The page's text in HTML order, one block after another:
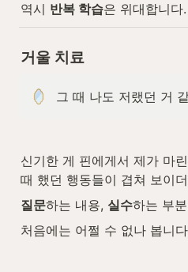
역시 반복 학습은 위대합니다.
거울 치료
그 때 나도 저랬던 거
신기한 게 핀에게서 제가 마
때 했던 행동들이 겹쳐 보이
질문하는 내용, 실수하는 부
처음에는 어쩔 수 없나 봅니